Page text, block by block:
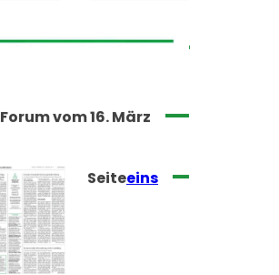
Forum vom 16. März
Seiteeins